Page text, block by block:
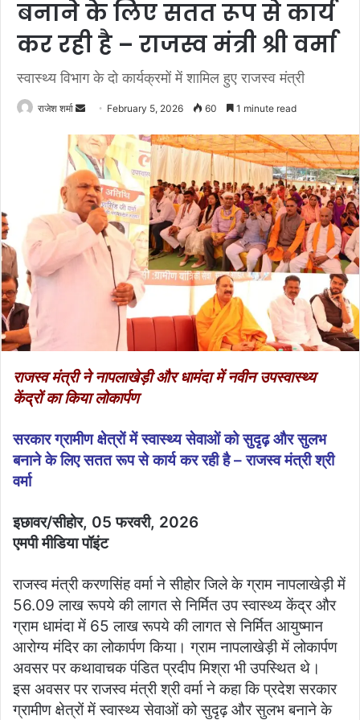
बनाने के लिए सतत रूप से कार्य
कर रही है – राजस्व मंत्री श्री वर्मा
स्वास्थ्य विभाग के दो कार्यक्रमों में शामिल हुए राजस्व मंत्री
राजेश शर्मा
n
d
a
n
e
m
February 5, 2026 60 1 minute read
राजस्व मंत्री ने नापलाखेड़ी और धामंदा में नवीन उपस्वास्थ्य
केंद्रों का किया लोकार्पण
सरकार ग्रामीण क्षेत्रों में स्वास्थ्य सेवाओं को सुदृढ़ और सुलभ
बनाने के लिए सतत रूप से कार्य कर रही है – राजस्व मंत्री श्री
वर्मा
इछावर/सीहोर, 05 फरवरी, 2026
एमपी मीडिया पॉइंट
राजस्व मंत्री करणसिंह वर्मा ने सीहोर जिले के ग्राम नापलाखेड़ी में
56.09 लाख रूपये की लागत से निर्मित उप स्वास्थ्य केंद्र और
ग्राम धामंदा में 65 लाख रूपये की लागत से निर्मित आयुष्मान
आरोग्य मंदिर का लोकार्पण किया। ग्राम नापलाखेड़ी में लोकार्पण
अवसर पर कथावाचक पंडित प्रदीप मिश्रा भी उपस्थित थे।
इस अवसर पर राजस्व मंत्री श्री वर्मा ने कहा कि प्रदेश सरकार
ग्रामीण क्षेत्रों में स्वास्थ्य सेवाओं को सुदृढ़ और सुलभ बनाने के